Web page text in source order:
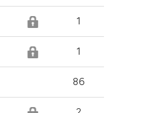
1
1
86